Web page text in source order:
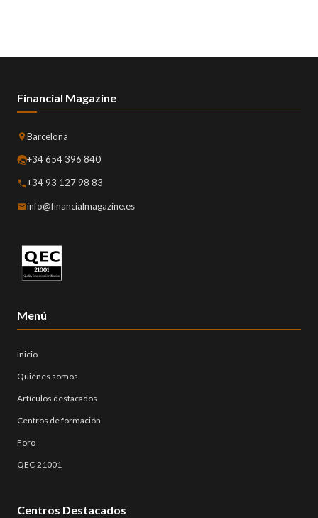
Financial Magazine
Barcelona
+34 654 396 840
+34 93 127 98 83
info@financialmagazine.es
Menú
Inicio
Quiénes somos
Artículos destacados
Centros de formación
Foro
QEC-21001
Centros Destacados